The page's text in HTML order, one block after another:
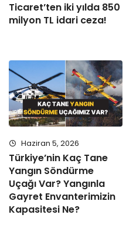
Ticaret’ten iki yılda 850
milyon TL idari ceza!
Haziran 5, 2026
Türkiye’nin Kaç Tane
Yangın Söndürme
Uçağı Var? Yangınla
Gayret Envanterimizin
Kapasitesi Ne?